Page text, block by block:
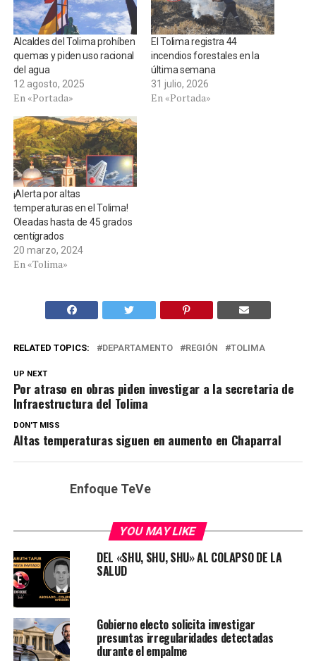
Alcaldes del Tolima prohíben
quemas y piden uso racional
del agua
12 agosto, 2025
En «Portada»
El Tolima registra 44
incendios forestales en la
última semana
31 julio, 2026
En «Portada»
¡Alerta por altas
temperaturas en el Tolima!
Oleadas hasta de 45 grados
centígrados
20 marzo, 2024
En «Tolima»
RELATED TOPICS: DEPARTAMENTO REGIÓN TOLIMA
UP NEXT
Por atraso en obras piden investigar a la secretaria de
Infraestructura del Tolima
DON'T MISS
Altas temperaturas siguen en aumento en Chaparral
Enfoque TeVe
YOU MAY LIKE
DEL «SHU, SHU, SHU» AL COLAPSO DE LA
SALUD
Gobierno electo solicita investigar
presuntas irregularidades detectadas
durante el empalme